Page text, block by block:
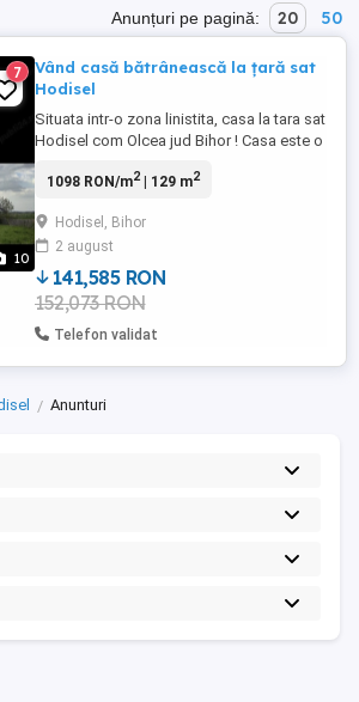
Anunțuri pe pagină: 20 50
10
7
Vând casă bătrânească la țară sat
Hodisel
Situata intr-o zona linistita, casa la tara sat
Hodisel com Olcea jud Bihor ! Casa este o
teren intravilan 3313 mp . Casa este
teren intravilan 2639 mp. Casa nu este
locuită de 10 ani aproximativ poate fi
renovată ! Zona este frumoasă ...
1098 RON/m2| 129 m2
Hodisel, Bihor
2 august
141,585 RON
152,073 RON
Telefon validat
Anunturi